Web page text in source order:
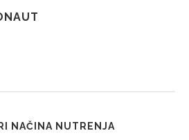
NAČINA NUTRENJA